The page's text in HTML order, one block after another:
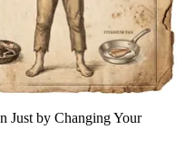
Just by Changing Your